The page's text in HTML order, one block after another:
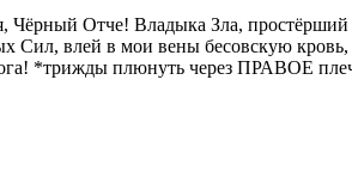
Чёрный Отче! Владыка Зла,
Сил, влей в мои вены бесовскую кровь,
*трижды плюнуть через ПРАВОЕ